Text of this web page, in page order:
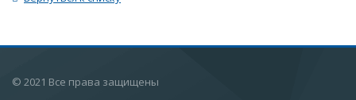
© 2021 Все права защищены